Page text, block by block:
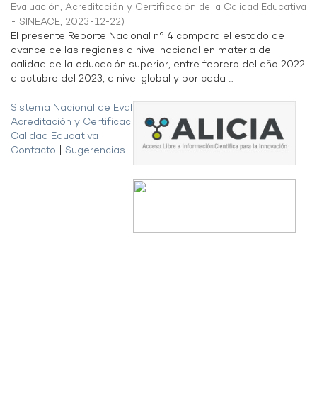
Evaluación, Acreditación y Certificación de la Calidad Educativa
- SINEACE, 2023-12-22)
El presente Reporte Nacional n° 4 compara el estado de
avance de las regiones a nivel nacional en materia de
calidad de la educación superior, entre febrero del año 2022
a octubre del 2023, a nivel global y por cada ...
Sistema Nacional de Evaluación,
Acreditación y Certificación de la
Calidad Educativa
Contacto
Sugerencias